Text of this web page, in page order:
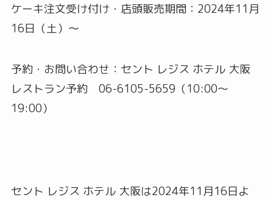
ケーキ注文受け付け・店頭販売期間：2024年11月
16日（土）～
予約・お問い合わせ：セント レジス ホテル 大阪
レストラン予約 06-6105-5659（10:00～
19:00）
セント レジス ホテル 大阪は2024年11月16日よ